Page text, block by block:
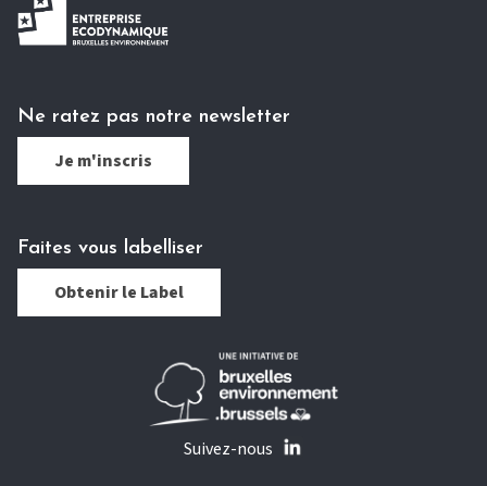
Ne ratez pas notre newsletter
Je m'inscris
Faites vous labelliser
Obtenir le Label
Suivez-nous